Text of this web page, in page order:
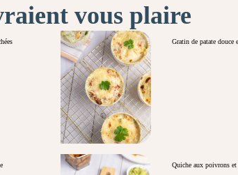
vous plaire
Gratin de patate douce
Quiche aux poivrons et